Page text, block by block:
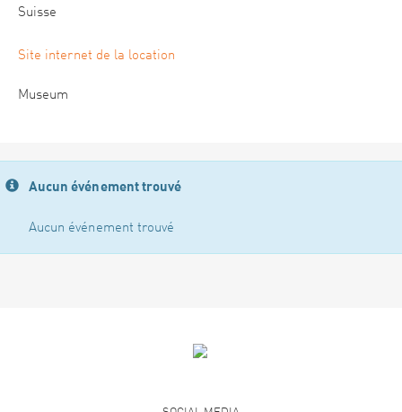
Suisse
Site internet de la location
Museum
Aucun événement trouvé
Aucun événement trouvé